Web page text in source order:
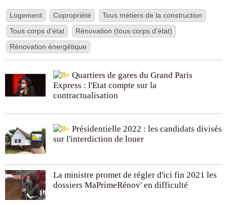
grands projets nationaux tels que Habiter Mieux,
programme d’aide pour larénovation énergétique, Plan
Initiative Copropriétés, Action cœur de ville, Logement
d’Abord, etc.
Elle encourage les travaux de rénovation pour lutter contre
l’insalubrité et la dégradation des logements, ainsi que la
précarité énergétique de l’habitat privé. Elle participe
également à l’adaptation des logements à la perte
d’autonomie. Ancrée sur tout le territoire français, l’Anah est
engagée en faveur d’unhabitat solidaire et durable
territoriales et en aidant financièrement les foyers les plus
modestes à avoir accès à des travaux de rénovation.
L’Agence Nationale de l’Habitat mène également des
fragiles, ou qui sont face à des difficultés, par un
accompagnement et une aide au financement d’une
assistance par un maître d’ouvrage.
Logement Copropriété
Tous métiers de la construction
Tous corps d'état
Rénovation (tous corps d'état)
Rénovation énergétique
Quartiers de gares du Grand Paris
Express : l'Etat compte sur la
contractualisation
Présidentielle 2022 : les candidats divisés
sur l'interdiction de louer
La ministre promet de régler d'ici fin 2021 les
dossiers MaPrimeRénov' en difficulté